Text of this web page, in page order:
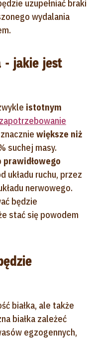
uzupełniać braki
wydalania
- jakie jest
istotnym
zapotrzebowanie
większe niż
suchej masy.
prawidłowego
układu ruchu, przez
nerwowego.
będzie
stać się powodem
białka, ale także
białka zależeć
egzogennych,